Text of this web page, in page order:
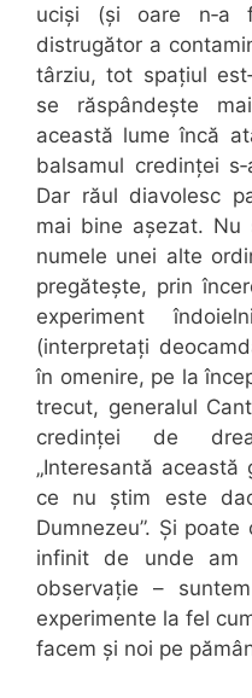
uciși (și oare n‑a
distrugător a
târziu, tot spațiul
se răspândește
această lume încă
balsamul credinței
Dar răul diavolesc
mai bine așezat.
numele unei alte
pregătește, prin
experiment
(interpretați
în omenire, pe la
trecut, generalul
credinței de
„Interesantă această
ce nu știm este
Dumnezeu”. Și
infinit de unde
observație –
experimente la fel
facem și noi pe